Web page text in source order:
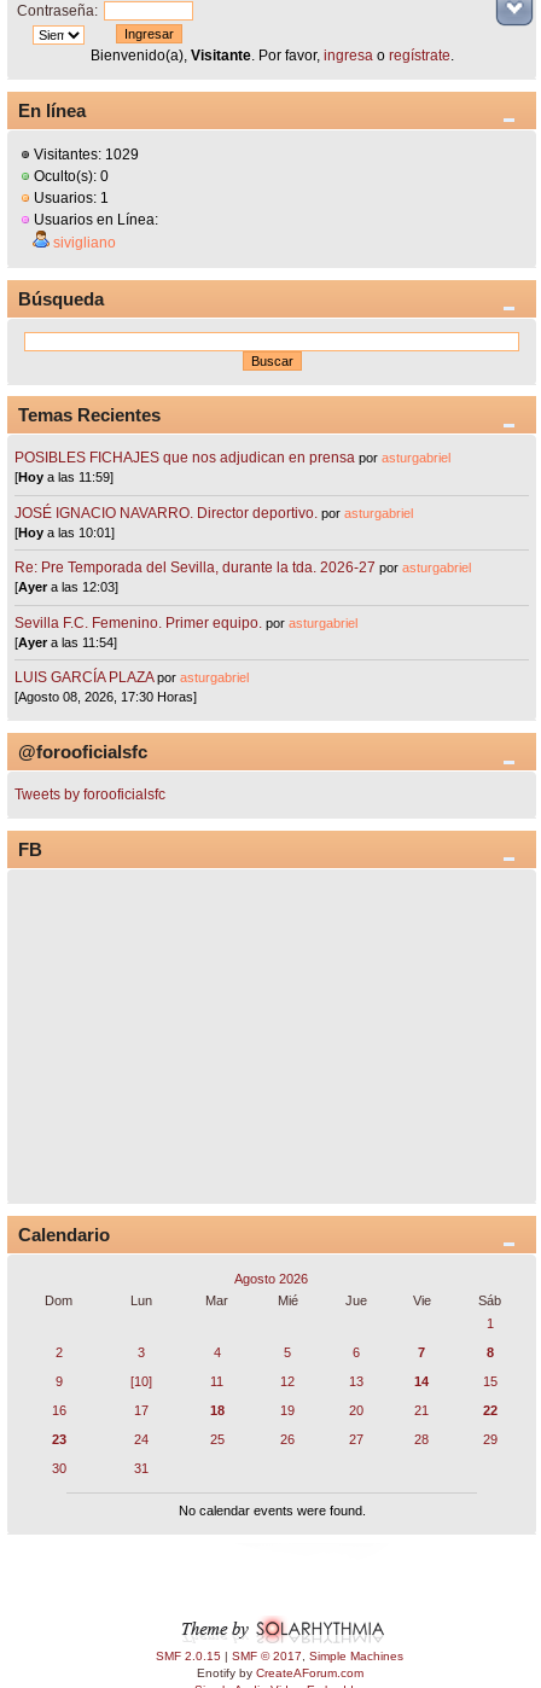
Contraseña:
Bienvenido(a), Visitante. Por favor, ingresao regístrate.
En línea
Visitantes: 1029
Oculto(s): 0
Usuarios: 1
Usuarios en Línea:
sivigliano
Búsqueda
Temas Recientes
POSIBLES FICHAJES que nos adjudican en prensa porasturgabriel
[Hoy a las 11:59]
JOSÉ IGNACIO NAVARRO. Director deportivo. porasturgabriel
[Hoy a las 10:01]
Re: Pre Temporada del Sevilla, durante la tda. 2026-27 porasturgabriel
[Ayera las 12:03]
Sevilla F.C. Femenino. Primer equipo. porasturgabriel
[Ayera las 11:54]
LUIS GARCÍA PLAZA porasturgabriel
[Agosto 08, 2026, 17:30 Horas]
@forooficialsfc
Tweets by forooficialsfc
FB
Calendario
Agosto 2026
Dom
Lun Mar Mié Jue Vie
Sáb
1
2
3 4 5 6 7
8
9
[10] 11 12 13 14
15
16
17 18 19 20 21
22
23
24 25 26 27 28
29
30
31
No calendar events were found.
SMF 2.0.15 | SMF © 2017
Simple Machines
Enotify by CreateAForum.com